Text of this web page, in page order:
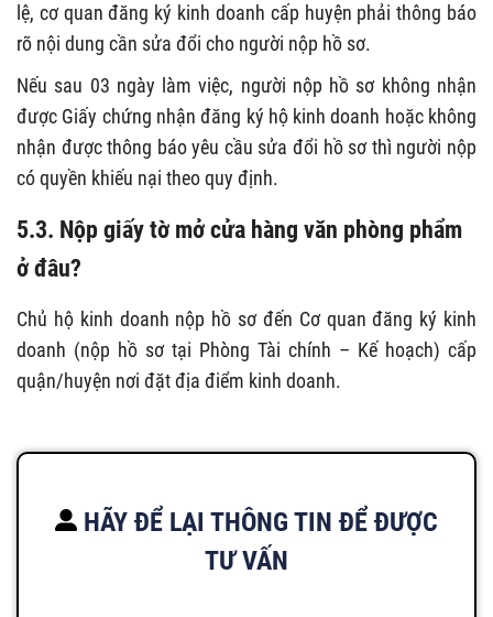
lệ, cơ quan đăng ký kinh doanh cấp huyện phải thông báo
rõ nội dung cần sửa đổi cho người nộp hồ sơ.
Nếu sau 03 ngày làm việc, người nộp hồ sơ không nhận
được Giấy chứng nhận đăng ký hộ kinh doanh hoặc không
nhận được thông báo yêu cầu sửa đổi hồ sơ thì người nộp
có quyền khiếu nại theo quy định.
5.3. Nộp giấy tờ mở cửa hàng văn phòng phẩm
ở đâu?
Chủ hộ kinh doanh nộp hồ sơ đến Cơ quan đăng ký kinh
doanh (nộp hồ sơ tại Phòng Tài chính – Kế hoạch) cấp
quận/huyện nơi đặt địa điểm kinh doanh.
HÃY ĐỂ LẠI THÔNG TIN ĐỂ ĐƯỢC
TƯ VẤN